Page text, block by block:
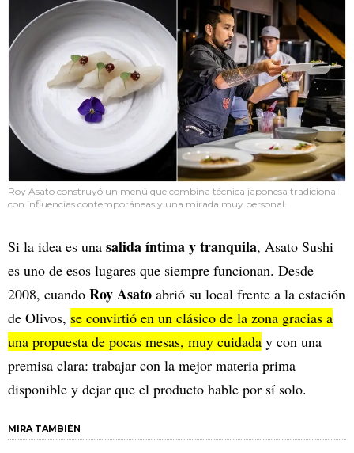
Roy Asato construyó un menú que combina técnica japonesa tradicional
con influencias contemporáneas y una mirada muy personal.
Si la idea es una salida íntima y tranquila, Asato Sushi
es uno de esos lugares que siempre funcionan. Desde
2008, cuando Roy Asato abrió su local frente a la estación
de Olivos, se convirtió en un clásico de la zona gracias a
una propuesta de pocas mesas, muy cuidada y con una
premisa clara: trabajar con la mejor materia prima
disponible y dejar que el producto hable por sí solo.
MIRA TAMBIÉN